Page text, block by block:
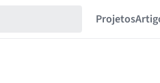
Projetos